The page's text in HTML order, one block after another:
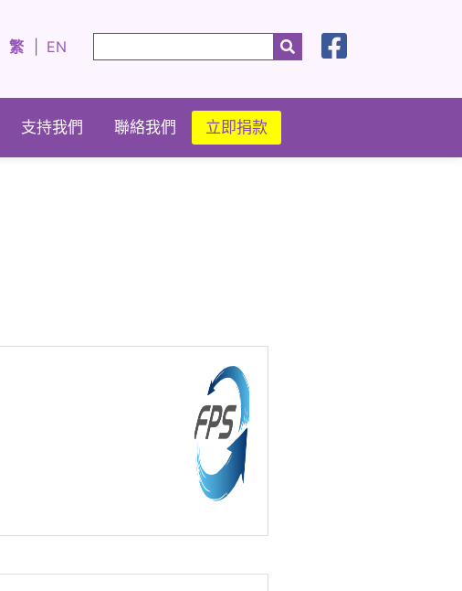
繁 EN
支持我們 聯絡我們 立即捐款